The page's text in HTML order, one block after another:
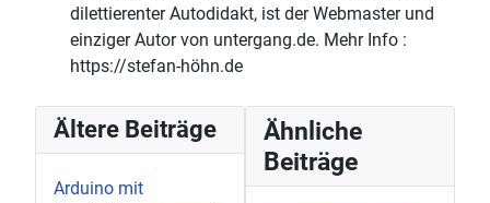
dilettierenter Autodidakt, ist der Webmaster und
einziger Autor von untergang.de. Mehr Info :
https://stefan-höhn.de
Ältere Beiträge
Arduino mit
Ähnliche
Beiträge